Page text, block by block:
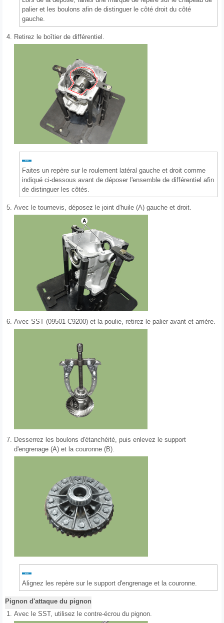
palier et les boulons afin de distinguer le côté droit du côté
gauche.
4. Retirez le boîtier de différentiel.
Faites un repère sur le roulement latéral gauche et droit comme
indiqué ci-dessous avant de déposer l'ensemble de différentiel afin
de distinguer les côtés.
5. Avec le tournevis, déposez le joint d'huile (A) gauche et droit.
6. Avec SST (09501-C9200) et la poulie, retirez le palier avant et arrière.
7. Desserrez les boulons d'étanchéité, puis enlevez le support
d'engrenage (A) et la couronne (B).
Alignez les repère sur le support d'engrenage et la couronne.
Pignon d'attaque du pignon
1. Avec le SST, utilisez le contre-écrou du pignon.